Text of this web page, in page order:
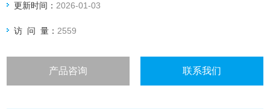
更新时间： 2026-01-03
访 问 量： 2559
产品咨询 联系我们